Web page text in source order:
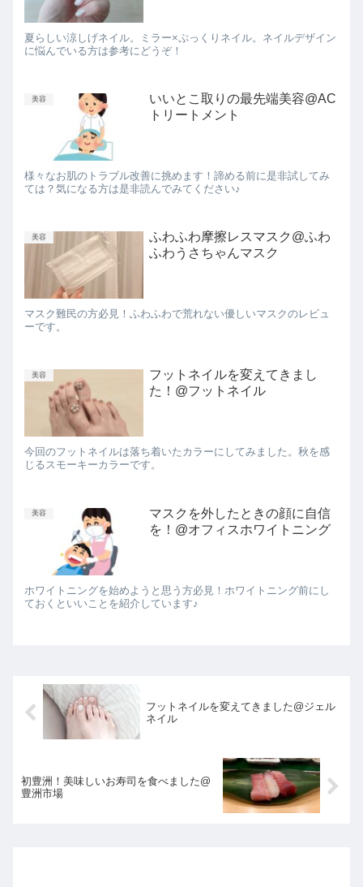
夏らしい涼しげネイル。ミラー×ぷっくりネイル。ネイルデザイン
に悩んでいる方は参考にどうぞ！
美容
いいとこ取りの最先端美容@AC
トリートメント
様々なお肌のトラブル改善に挑めます！諦める前に是非試してみ
ては？気になる方は是非読んでみてください♪
美容
ふわふわ摩擦レスマスク@ふわ
ふわうさちゃんマスク
マスク難民の方必見！ふわふわで荒れない優しいマスクのレビュ
ーです。
美容
フットネイルを変えてきまし
た！@フットネイル
今回のフットネイルは落ち着いたカラーにしてみました。秋を感
じるスモーキーカラーです。
美容
マスクを外したときの顔に自信
を！@オフィスホワイトニング
ホワイトニングを始めようと思う方必見！ホワイトニング前にし
ておくといいことを紹介しています♪
フットネイルを変えてきました@ジェル
ネイル
初豊洲！美味しいお寿司を食べました@
豊洲市場